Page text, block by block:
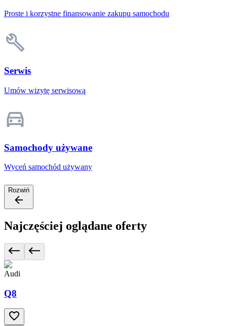
Proste i korzystne finansowanie zakupu samochodu
Serwis
Umów wizytę serwisową
Samochody używane
Wyceń samochód używany
Rozwiń
Najczęściej oglądane oferty
Audi
Q8